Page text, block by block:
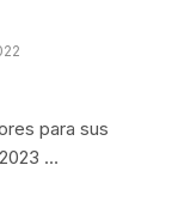
para sus
…